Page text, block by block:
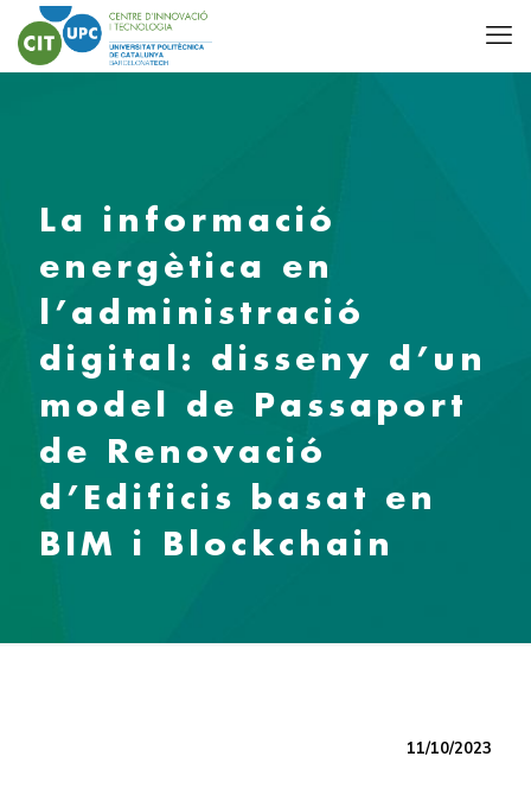
La informació
energètica en
l’administració
digital: disseny d’un
model de Passaport
de Renovació
d’Edificis basat en
BIM i Blockchain
11/10/2023